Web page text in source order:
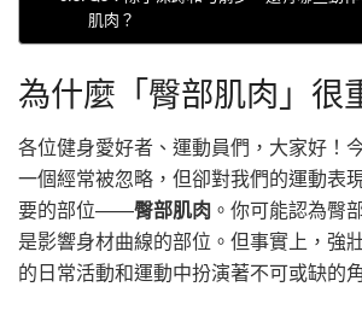
肌肉？
為什麼「臀部肌肉」很
各位健身愛好者、運動員們，大家好！
一個經常被忽略，但卻對我們的運動表
要的部位——臀部肌肉 。你可能認為臀
是影響身材曲線的部位。但事實上，強
的日常活動和運動中扮演著不可或缺的